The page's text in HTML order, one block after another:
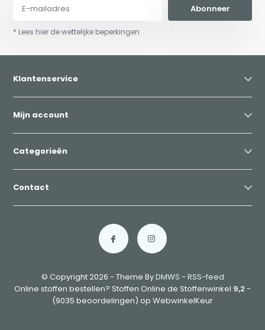
Abonneer
* Lees hier de wettelijke beperkingen
Klantenservice
Mijn account
Categorieën
Contact
© Copyright 2026 - Theme ByDMWS - RSS-feed
Online stoffen bestellen? Stoffen Online de Stoffenwinkel 9,2 -
(9035 beoordelingen) op WebwinkelKeur